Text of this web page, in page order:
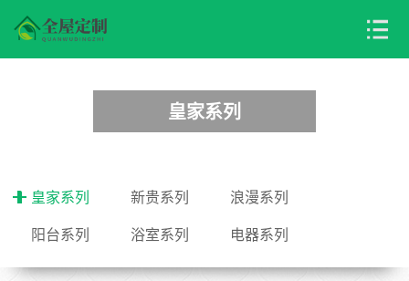
皇家系列
皇家系列 新贵系列
浪漫系列
阳台系列
浴室系列 电器系列